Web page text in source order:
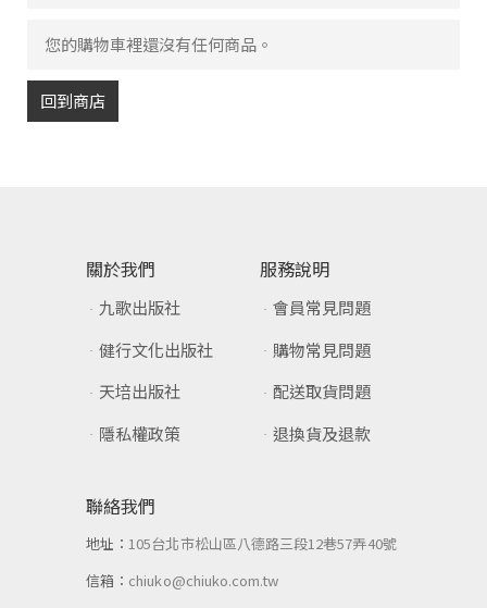
您的購物車裡還沒有任何商品。
回到商店
關於我們
九歌出版社
健行文化出版社
天培出版社
隱私權政策
服務說明
會員常見問題
購物常見問題
配送取貨問題
退換貨及退款
聯絡我們
地址：105台北市松山區八德路三段12巷57弄40號
信箱： chiuko@chiuko.com.tw